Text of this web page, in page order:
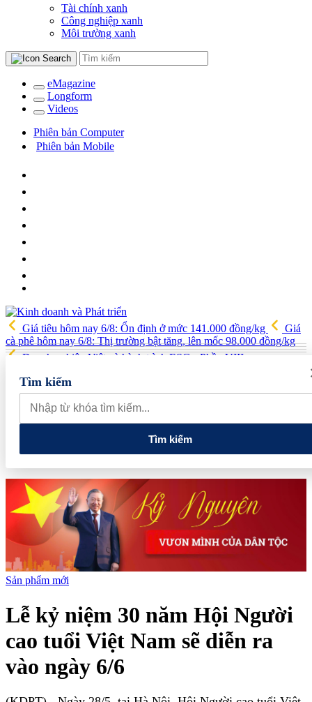
Tài chính xanh
Công nghiệp xanh
Môi trường xanh
eMagazine
Longform
Videos
Phiên bản Computer
Phiên bản Mobile
Giá tiêu hôm nay 6/8: Ổn định ở mức 141.000 đồng/kg
Giá
cà phê hôm nay 6/8: Thị trường bật tăng, lên mốc 98.000 đồng/kg
Doanh nghiệp Việt và hành trình ESG - Phần VIII:
nghĩa trong kỷ nguyên xanh
Rewards': Đòn bẩy mới cho doanh nghiệp du lịch Việt Nam
BIC triển khai 'Siêu hội bảo hiểm 8.8', ưu đãi lớn trên nhiều dòng
bảo hiểm
Tìm kiếm
Tìm kiếm
Sản phẩm mới
Lễ kỷ niệm 30 năm Hội Người
cao tuổi Việt Nam sẽ diễn ra
vào ngày 6/6